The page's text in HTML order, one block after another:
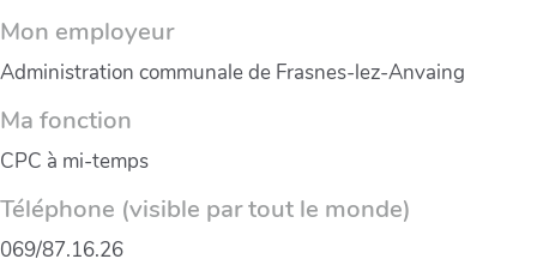
Mon employeur
Administration communale de Frasnes-lez-Anvaing
Ma fonction
CPC à mi-temps
Téléphone (visible par tout le monde)
069/87.16.26